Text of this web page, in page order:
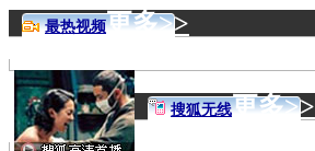
最热视频更多>>
搜狐无线更多>>